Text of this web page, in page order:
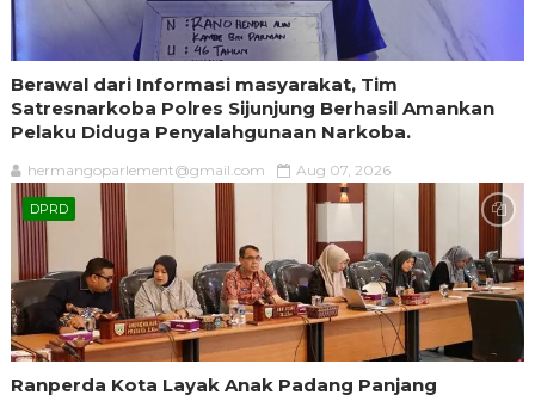
Berawal dari Informasi masyarakat, Tim
Satresnarkoba Polres Sijunjung Berhasil Amankan
Pelaku Diduga Penyalahgunaan Narkoba.
hermangoparlement@gmail.com Aug 07, 2026
DPRD
Ranperda Kota Layak Anak Padang Panjang